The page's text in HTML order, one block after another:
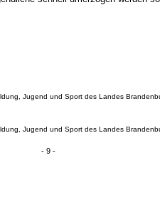
Jugend und Sport des Landes
Jugend und Sport des Landes